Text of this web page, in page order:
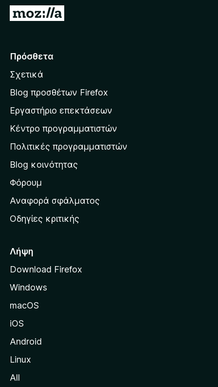
Μ
ά
α
σ
σ
τ
η
α
ρ
χ
κ
σ
λ
ί
τ
η
o
Πρόσθετα
Σχετικά
Blog προσθέτων Firefox
Εργαστήριο επεκτάσεων
Κέντρο προγραμματιστών
Πολιτικές προγραμματιστών
Blog κοινότητας
Φόρουμ
Αναφορά σφάλματος
Οδηγίες κριτικής
Λήψη
Download Firefox
Windows
macOS
iOS
Android
Linux
All